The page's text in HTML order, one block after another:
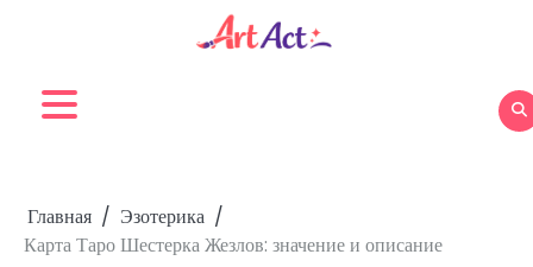
Главная
Эзотерика
Карта Таро Шестерка Жезлов: значение и описание